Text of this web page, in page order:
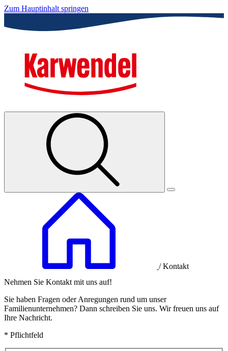
Zum Hauptinhalt springen
/ Kontakt
Nehmen Sie Kontakt mit uns auf!
Sie haben Fragen oder Anregungen rund um unser
Familienunternehmen? Dann schreiben Sie uns. Wir freuen uns auf
Ihre Nachricht.
* Pflichtfeld